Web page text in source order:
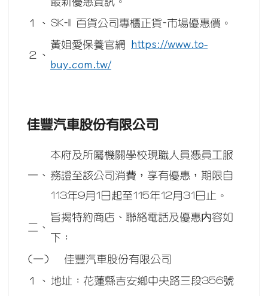
１、 SK-II 百貨公司專櫃正貨-市場優惠價。
２、
黃姐愛保養官網 https://www.to-
buy.com.tw/
佳豐汽車股份有限公司
一、
本府及所屬機關學校現職人員憑員工服
務證至該公司消費，享有優惠，期限自
113年9月1日起至115年12月31日止。
二、
旨揭特約商店、聯絡電話及優惠内容如
下：
(一)
佳豐汽車股份有限公司
１、 地址：花蓮縣吉安鄉中央路三段356號